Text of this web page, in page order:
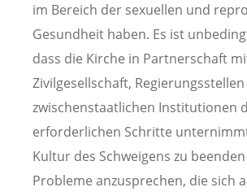
im Bereich der sexuellen und
Gesundheit haben. Es ist
dass die Kirche in Partnerschaft
Zivilgesellschaft,
zwischenstaatlichen Institutionen
erforderlichen Schritte
Kultur des Schweigens zu
Probleme anzusprechen, die sich